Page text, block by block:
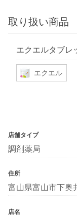
取り扱い商品
エクエルタブレ
エクエル
店舗タイプ
調剤薬局
住所
富山県富山市下奥
店名